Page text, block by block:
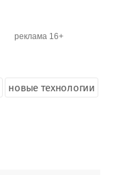
реклама 16+
новые технологии